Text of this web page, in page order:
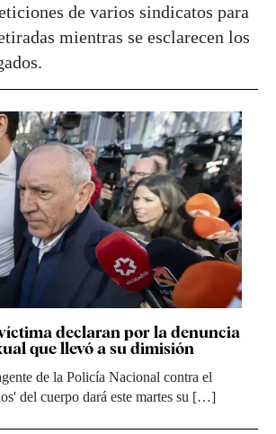
de varios sindicatos para
mientras se esclarecen los
declaran por la denuncia
que llevó a su dimisión
de la Policía Nacional contra el
del cuerpo dará este martes su […]